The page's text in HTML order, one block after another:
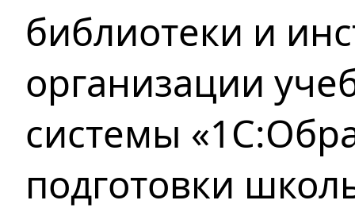
библиотеки и
организации
системы
подготовки